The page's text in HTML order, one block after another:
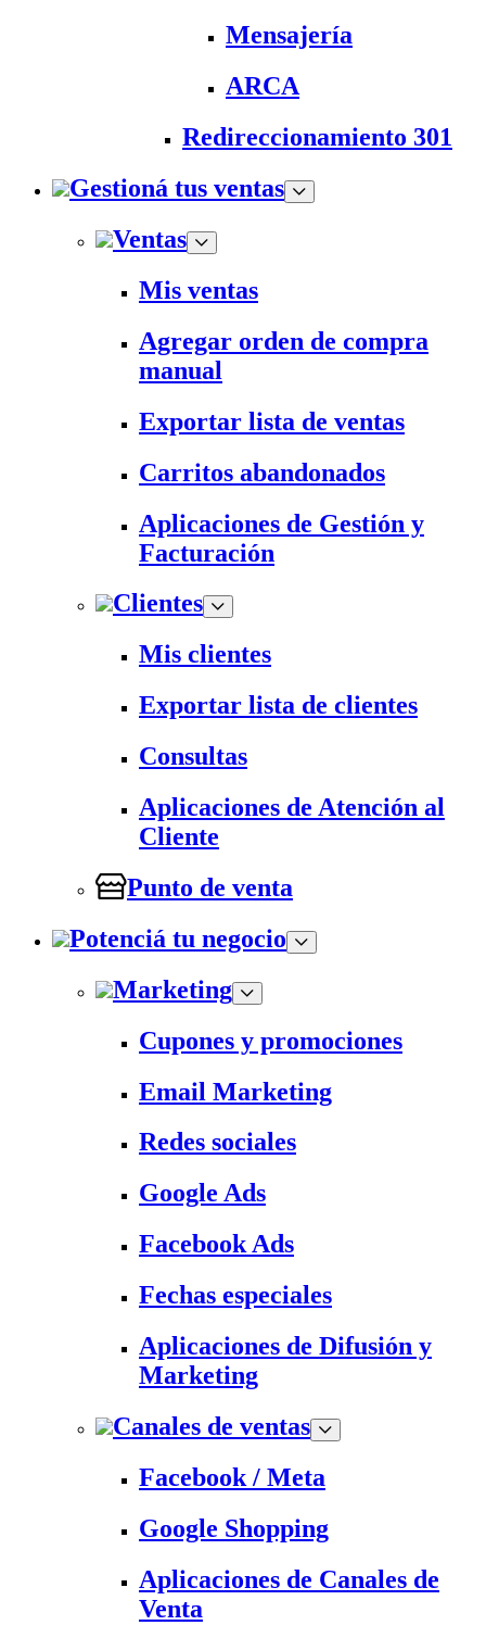
Mensajería
ARCA
Redireccionamiento 301
Gestioná tus ventas
Ventas
Mis ventas
Agregar orden de compra
manual
Exportar lista de ventas
Carritos abandonados
Aplicaciones de Gestión y
Facturación
Clientes
Mis clientes
Exportar lista de clientes
Consultas
Aplicaciones de Atención al
Cliente
Punto de venta
Potenciá tu negocio
Marketing
Cupones y promociones
Email Marketing
Redes sociales
Google Ads
Facebook Ads
Fechas especiales
Aplicaciones de Difusión y
Marketing
Canales de ventas
Facebook / Meta
Google Shopping
Aplicaciones de Canales de
Venta